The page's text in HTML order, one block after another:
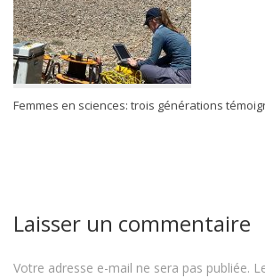
Femmes en sciences: trois générations
Laisser un commentaire
Votre adresse e-mail ne sera pas publiée.